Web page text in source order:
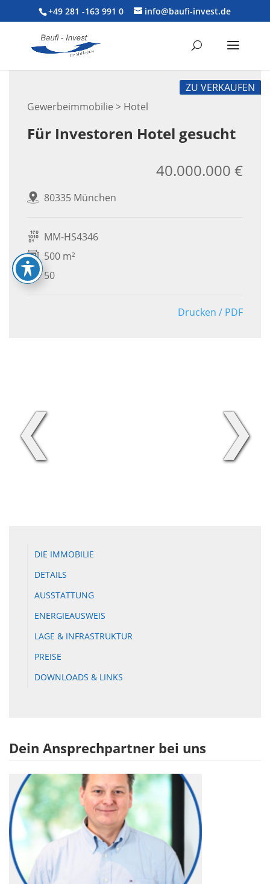
+49 281 -163 991 0 info@baufi-invest.de
Gewerbeimmobilie > Hotel
ZU VERKAUFEN
Für Investoren Hotel gesucht
80335 München
40.000.000 €
MM-HS4346
500 m²
50
Drucken / PDF
❮ ❯
DIE IMMOBILIE
DETAILS
AUSSTATTUNG
ENERGIEAUSWEIS
LAGE & INFRASTRUKTUR
PREISE
DOWNLOADS & LINKS
Dein Ansprechpartner bei uns